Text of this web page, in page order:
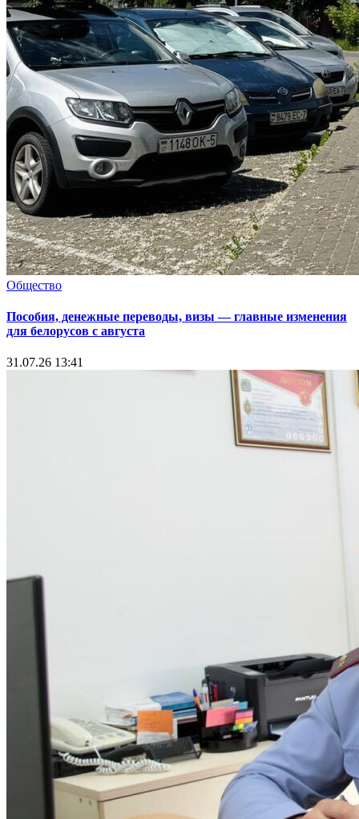
Общество
Пособия, денежные переводы, визы — главные изменения
для белорусов с августа
31.07.26 13:41